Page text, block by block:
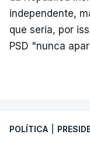
independente,
que seria, por
PSD "nunca
POLÍTICA